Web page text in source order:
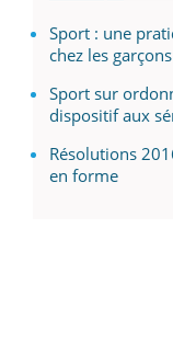
Sport : une
chez les garçons
Sport sur
dispositif aux
Résolutions
en forme